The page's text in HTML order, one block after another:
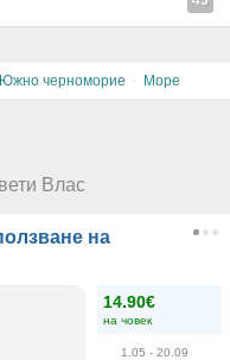
Южно черноморие · Море
Влас
на
14.90€
на човек
1.05 - 20.09